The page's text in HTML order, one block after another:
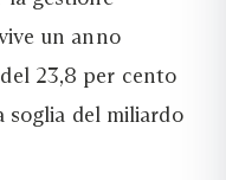
un anno
23,8 per cento
del miliardo